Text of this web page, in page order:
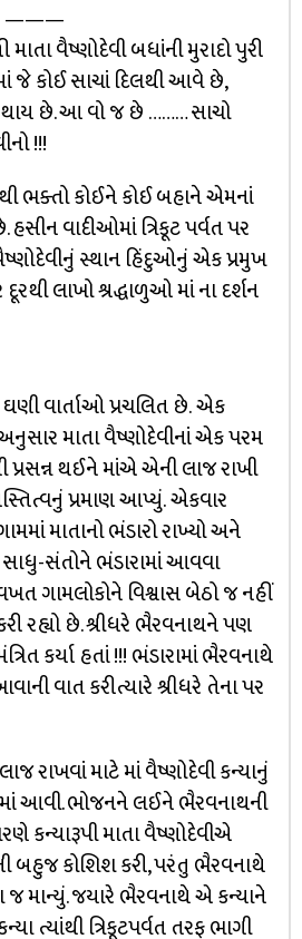
વૈષ્ણોદેવી બધાંની મુરાદો પુરી
જે કોઈ સાચાં દિલથી આવે છે,
થાય છે. આ વો જ છે ……… સાચો
!!!
ભક્તો કોઈને કોઈ બહાને એમનાં
હસીન વાદીઓમાં ત્રિકૂટ પર્વત પર
સ્થાન હિંદુઓનું એક પ્રમુખ
લાખો શ્રદ્ધાળુઓ માં ના દર્શન
વાર્તાઓ પ્રચલિત છે. એક
અનુસાર માતા વૈષ્ણોદેવીનાં એક પરમ
પ્રસન્ન થઈને માંએ એની લાજ રાખી
પ્રમાણ આપ્યું. એકવાર
માતાનો ભંડારો રાખ્યો અને
સંતોને ભંડારામાં આવવા
ગામલોકોને વિશ્વાસ બેઠો જ નહીં
રહ્યો છે. શ્રીધરે ભૈરવનાથને પણ
કર્યા હતાં !!! ભંડારામાં ભૈરવનાથે
વાત કરીત્યારે શ્રીધરે તેના પર
રાખવાં માટે માં વૈષ્ણોદેવી કન્યાનું
આવી. ભોજનને લઈને ભૈરવનાથની
કન્યારૂપી માતા વૈષ્ણોદેવીએ
બહુજ કોશિશ કરી, પરંતુ ભૈરવનાથે
જ માન્યું. જયારે ભૈરવનાથે એ કન્યાને
ત્યાંથી ત્રિકૂટપર્વત તરફ ભાગી